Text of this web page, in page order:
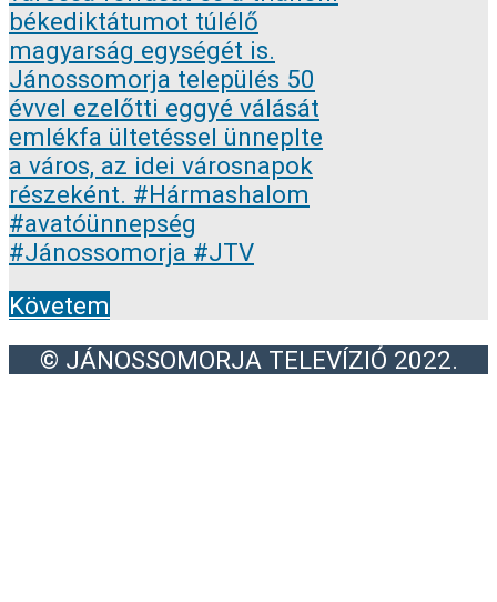
Követem
© JÁNOSSOMORJA TELEVÍZIÓ 2022.